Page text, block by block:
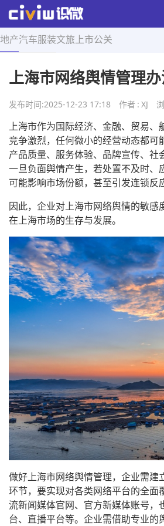
地产汽车服装文旅 上市公关
首页 > 舆情知识 > 正文
上海市网络舆情管理
发布时间:2025-12-23 17:18 作者 : XJ
上海市作为国际经济、金融、贸易
竞争激烈，任何微小的经营动态都可
产品质量、服务体验、品牌宣传、社
一旦负面舆情产生，若处置不及时
可能影响市场份额，甚至引发连锁反
因此，企业对上海市网络舆情的敏
在上海市场的生存与发展。
做好上海市网络舆情管理，企业需
环节，要实现对各类网络平台的全
流新闻媒体官网、官方新媒体账号
台、直播平台等。企业需借助专业